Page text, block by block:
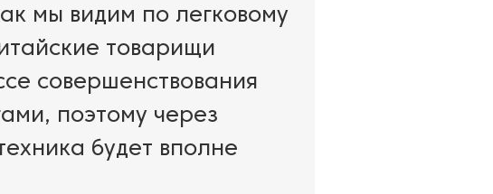
мы видим по легковому
товарищи
совершенствования
поэтому через
будет вполне